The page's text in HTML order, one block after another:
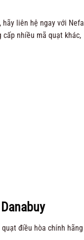
hãy liên hệ ngay với Nefa
cấp nhiều mã quạt khác,
điều hòa chính hãng